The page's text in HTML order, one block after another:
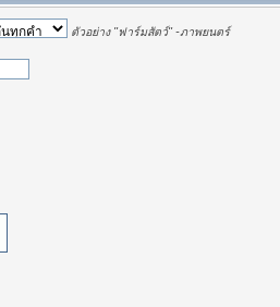
ตัวอย่าง"ฟาร์มสัตว์" -ภาพยนตร์